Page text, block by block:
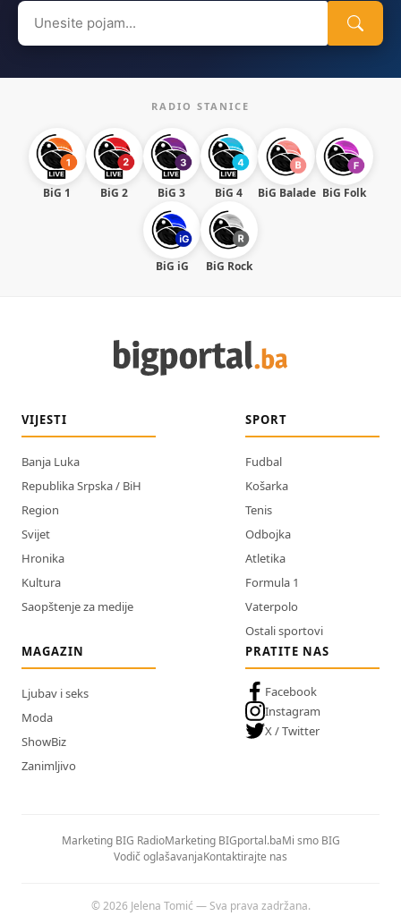
Search
for:
RADIO STANICE
BiG 1 BiG 2 BiG 3 BiG 4 BiG Balade BiG Folk
BiG iG BiG Rock
VIJESTI
Banja Luka
Republika Srpska / BiH
Region
Svijet
Hronika
Kultura
Saopštenje za medije
SPORT
Fudbal
Košarka
Tenis
Odbojka
Atletika
Formula 1
Vaterpolo
Ostali sportovi
MAGAZIN
Ljubav i seks
Moda
ShowBiz
Zanimljivo
PRATITE NAS
Facebook
Instagram
X / Twitter
Marketing BIG RadioMarketing BIGportal.baMi smo BIG
Vodič oglašavanjaKontaktirajte nas
© 2026 Jelena Tomić — Sva prava zadržana.